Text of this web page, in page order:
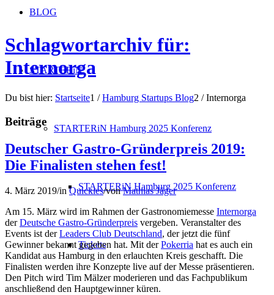
BLOG
STARTERiN
STARTERiN Hamburg 2025 Konferenz
STARTERiN Hamburg 2025 Konferenz
Tickets
Schlagwortarchiv für:
Internorga
Du bist hier: Startseite1 / Hamburg Startups Blog2 / Internorga
Beiträge
Deutscher Gastro-Gründerpreis 2019:
Die Finalisten stehen fest!
4. März 2019/inQuickies/vonMathias Jäger
Am 15. März wird im Rahmen der Gastronomiemesse Internorga
derDeutsche Gastro-Gründerpreis vergeben. Veranstalter des
Events ist derLeaders Club Deutschland, der jetzt die fünf
Gewinner bekannt gegeben hat. Mit derPokerria hat es auch ein
Kandidat aus Hamburg in den erlauchten Kreis geschafft. Die
Finalisten werden ihre Konzepte live auf der Messe präsentieren.
Den Pitch wird Tim Mälzer moderieren und das Fachpublikum
anschließend den Hauptgewinner küren.